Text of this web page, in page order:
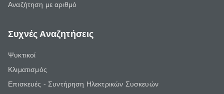
Αναζήτηση με αριθμό
Συχνές Αναζητήσεις
Ψυκτικοί
Κλιματισμός
Επισκευές - Συντήρηση Ηλεκτρικών Συσκευών